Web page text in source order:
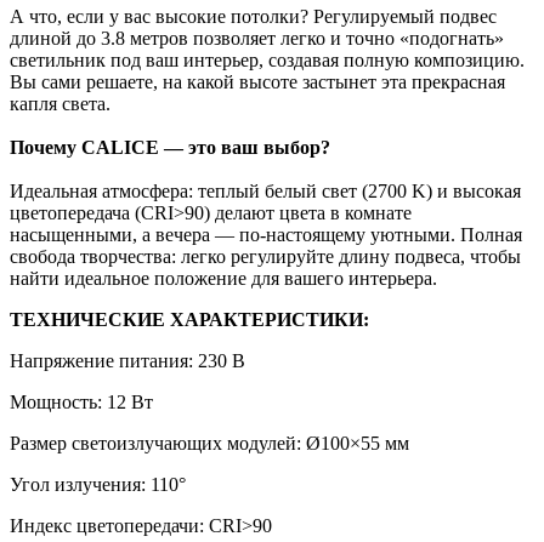
А что, если у вас высокие потолки? Регулируемый подвес
длиной до 3.8 метров позволяет легко и точно «подогнать»
светильник под ваш интерьер, создавая полную композицию.
Вы сами решаете, на какой высоте застынет эта прекрасная
капля света.
Почему CALICE — это ваш выбор?
Идеальная атмосфера: теплый белый свет (2700 K) и высокая
цветопередача (CRI>90) делают цвета в комнате
насыщенными, а вечера — по-настоящему уютными. Полная
свобода творчества: легко регулируйте длину подвеса, чтобы
найти идеальное положение для вашего интерьера.
ТЕХНИЧЕСКИЕ ХАРАКТЕРИСТИКИ:
Напряжение питания: 230 В
Мощность: 12 Вт
Размер светоизлучающих модулей: Ø100×55 мм
Угол излучения: 110°
Индекс цветопередачи: CRI>90